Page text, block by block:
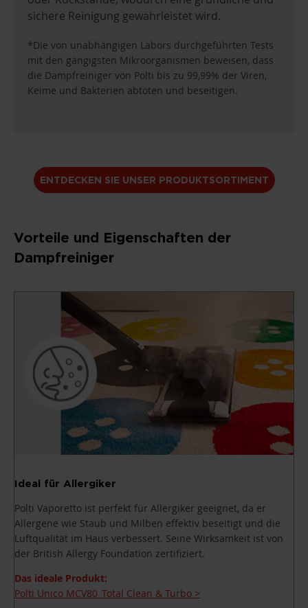
sichere Reinigung gewährleistet wird.
*Die von unabhängigen Labors durchgeführten Tests
mit den gängigsten Mikroorganismen beweisen, dass
die Dampfreiniger von Polti bis zu 99,99% der Viren,
Keime und Bakterien abtöten und beseitigen.
ENTDECKEN SIE UNSER PRODUKTSORTIMENT
Vorteile und Eigenschaften der
Dampfreiniger
Ideal für Allergiker
Polti Vaporetto ist perfekt für Allergiker geeignet, da er
Allergene wie Staub und Milben effektiv beseitigt und die
Luftqualität im Haus verbessert. Seine Wirksamkeit ist von
der British Allergy Foundation zertifiziert.
Das ideale Produkt:
Polti Unico MCV80_Total Clean & Turbo >